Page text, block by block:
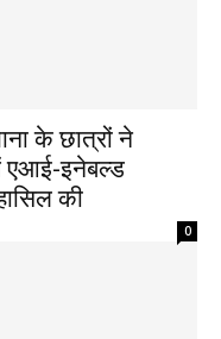
के छात्रों ने
एआई-इनेबल्‍ड
की
0